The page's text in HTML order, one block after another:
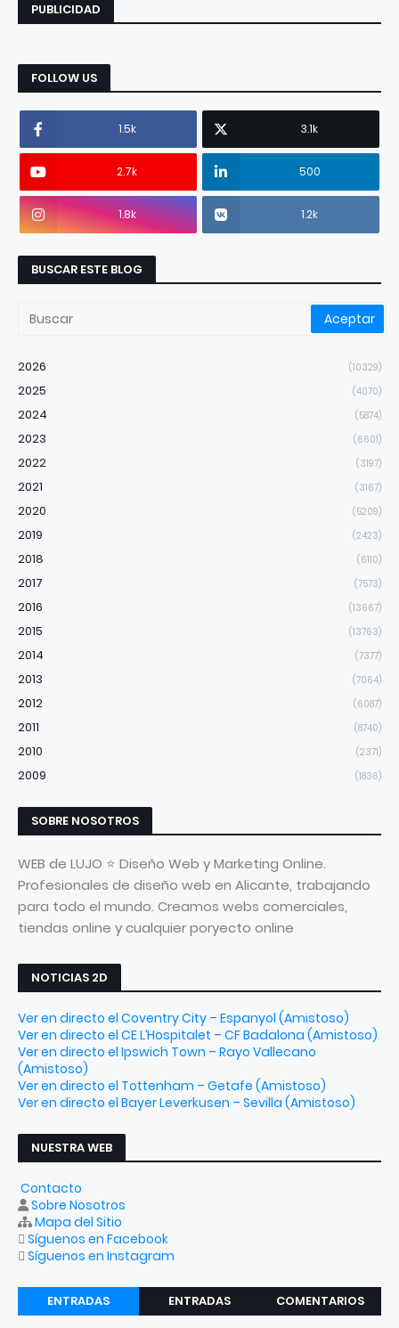
PUBLICIDAD
FOLLOW US
1.5k 3.1k
2.7k 500
1.8k 1.2k
BUSCAR ESTE BLOG
2026 (10329)
2025 (4070)
2024 (5874)
2023 (6601)
2022 (3197)
2021 (3167)
2020 (5209)
2019 (2423)
2018 (6110)
2017 (7573)
2016 (13667)
2015 (13763)
2014 (7377)
2013 (7064)
2012 (6087)
2011 (8740)
2010 (2371)
2009 (1836)
SOBRE NOSOTROS
WEB de LUJO ⭐ Diseño Web y Marketing Online.
Profesionales de diseño web en Alicante, trabajando
para todo el mundo. Creamos webs comerciales,
tiendas online y cualquier poryecto online
NOTICIAS 2D
Ver en directo el Coventry City – Espanyol (Amistoso)
Ver en directo el CE L’Hospitalet – CF Badalona (Amistoso)
Ver en directo el Ipswich Town – Rayo Vallecano
(Amistoso)
Ver en directo el Tottenham – Getafe (Amistoso)
Ver en directo el Bayer Leverkusen – Sevilla (Amistoso)
NUESTRA WEB
Contacto
Sobre Nosotros
Mapa del Sitio
Síguenos en Facebook
Síguenos en Instagram
ENTRADAS
ENTRADAS
COMENTARIOS